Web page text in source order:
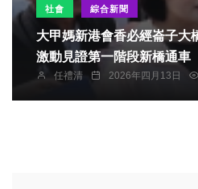
社會 綜合新聞
大甲媽新港會香必經崙子大
激動見證第一階段新橋通車
任禮清 2026年四月13日